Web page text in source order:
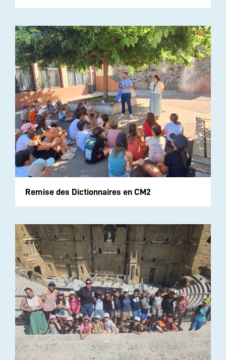
Remise des Dictionnaires en CM2